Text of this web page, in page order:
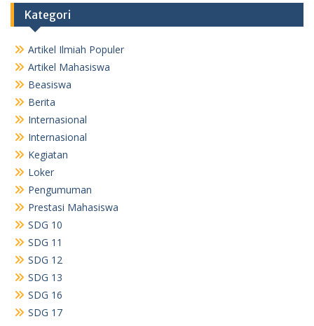
Kategori
Artikel Ilmiah Populer
Artikel Mahasiswa
Beasiswa
Berita
Internasional
Internasional
Kegiatan
Loker
Pengumuman
Prestasi Mahasiswa
SDG 10
SDG 11
SDG 12
SDG 13
SDG 16
SDG 17